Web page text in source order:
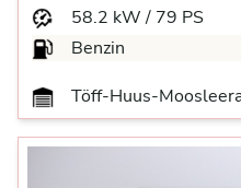
58.2 kW / 79 PS
Benzin
Töff-Huus-